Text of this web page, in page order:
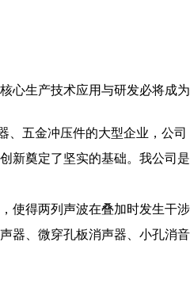
心生产技术应用与研发必将成为
、五金冲压件的大型企业，公司
新奠定了坚实的基础。我公司是
使得两列声波在叠加时发生干涉
器、微穿孔板消声器、小孔消音